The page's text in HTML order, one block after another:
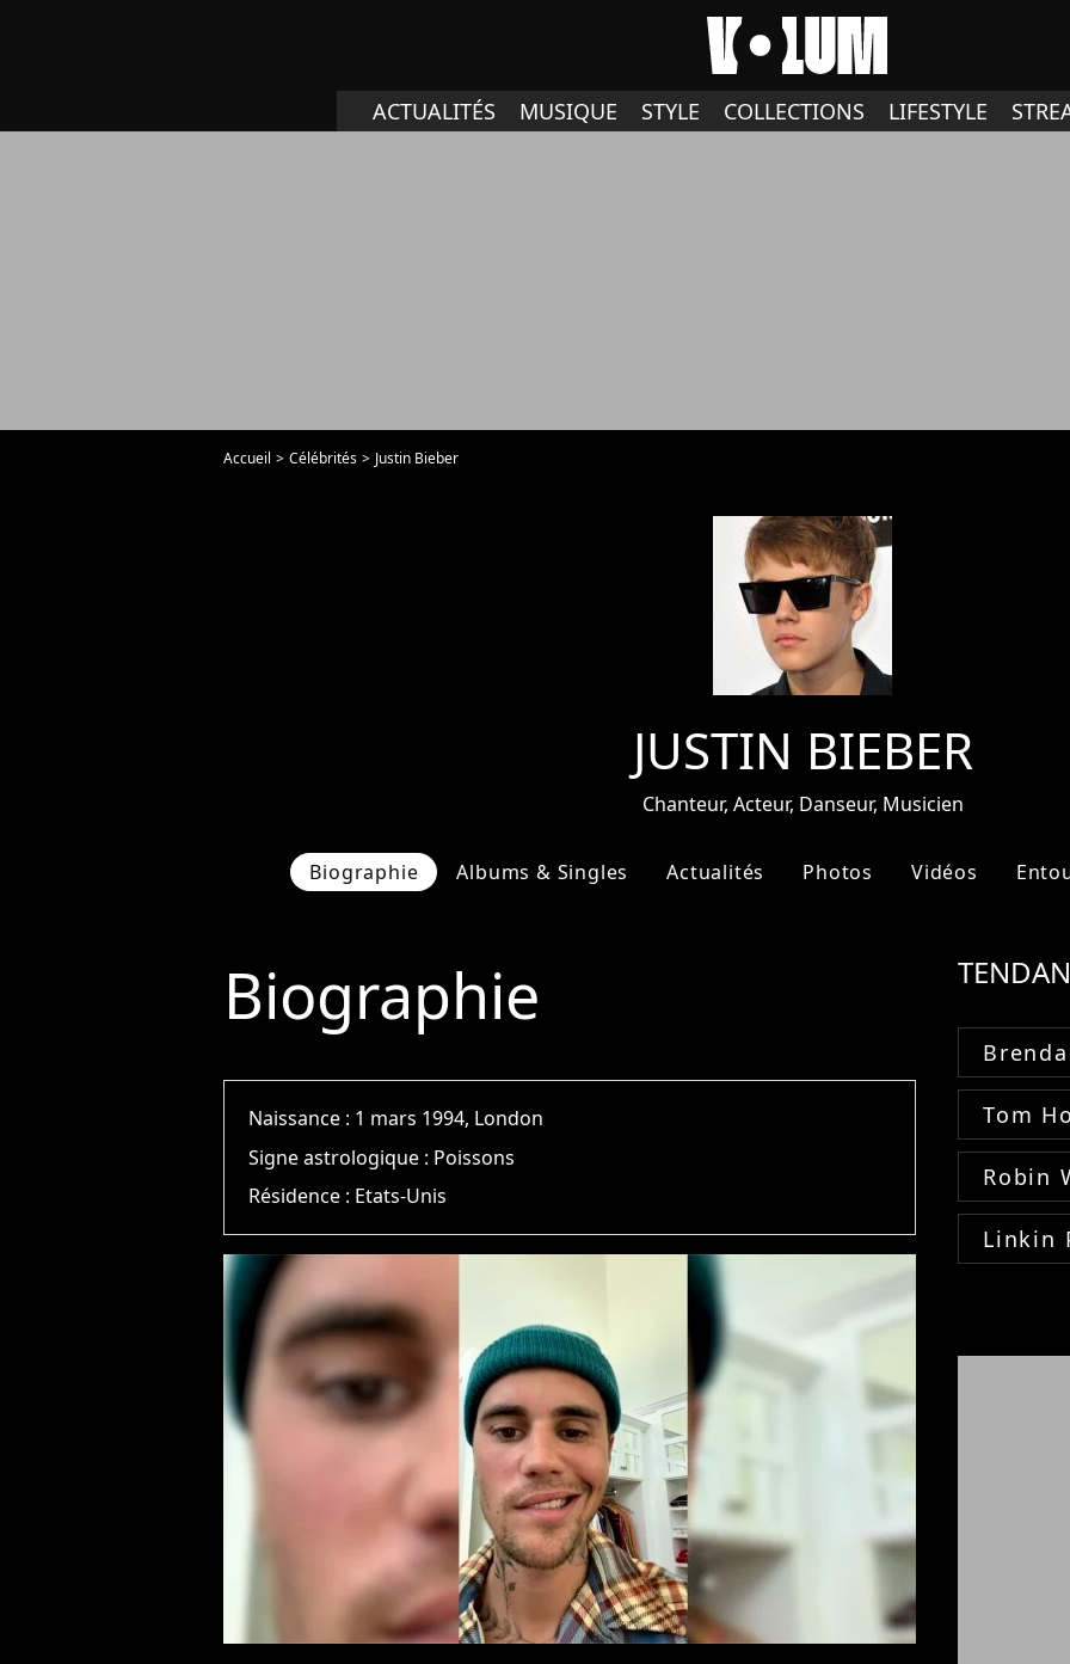
ACTUALITÉS MUSIQUE STYLE COLLECTIONS LIFESTYLE
Accueil Célébrités Justin Bieber
JUSTIN BIEBER
Chanteur, Acteur, Danseur, Musicien
Biographie Albums & Singles Actualités Photos Vidéos
Biographie
Naissance : 1 mars 1994, London
Signe astrologique : Poissons
Résidence : Etats-Unis
Tom
Robin
Linkin